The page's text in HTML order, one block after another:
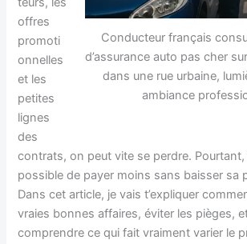
Conducteur français
d’assurance auto pas cher
dans une rue urbaine,
ambiance
offres
promoti
onnelles
et les
petites
lignes
des
contrats, on peut vite se perdre.
possible de payer moins sans baisser sa
Dans cet article, je vais t’expliquer
vraies bonnes affaires, éviter les pièges,
comprendre ce qui fait vraiment varier le